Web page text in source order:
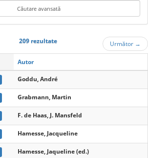
209 rezultate Următor →
Autor
Goddu, André
Grabmann, Martin
F. de Haas, J. Mansfeld
Hamesse, Jacqueline
Hamesse, Jaqueline (ed.)